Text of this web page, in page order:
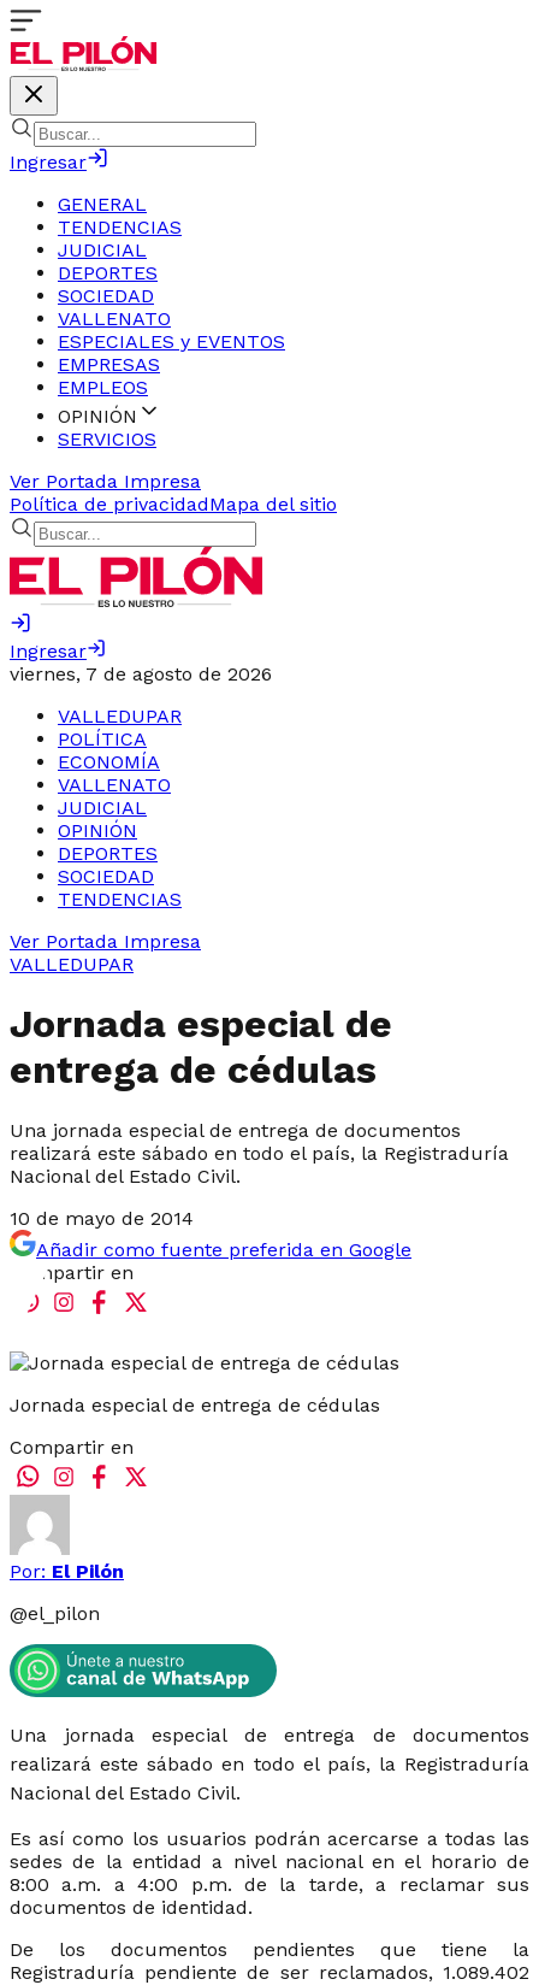
Ingresar
GENERAL
TENDENCIAS
JUDICIAL
DEPORTES
SOCIEDAD
VALLENATO
ESPECIALES y EVENTOS
EMPRESAS
EMPLEOS
OPINIÓN
SERVICIOS
Ver Portada Impresa
Política de privacidadMapa del sitio
Ingresar
viernes, 7 de agosto de 2026
VALLEDUPAR
POLÍTICA
ECONOMÍA
VALLENATO
JUDICIAL
OPINIÓN
DEPORTES
SOCIEDAD
TENDENCIAS
Ver Portada Impresa
VALLEDUPAR
Jornada especial de
entrega de cédulas
Una jornada especial de entrega de documentos
realizará este sábado en todo el país, la Registraduría
Nacional del Estado Civil.
10 de mayo de 2014
Añadir como fuente preferida en Google
Compartir en
Jornada especial de entrega de cédulas
Compartir en
Por: El Pilón
@el_pilon
Una jornada especial de entrega de documentos
realizará este sábado en todo el país, la Registraduría
Nacional del Estado Civil.
Es así como los usuarios podrán acercarse a todas las
sedes de la entidad a nivel nacional en el horario de
8:00 a.m. a 4:00 p.m. de la tarde, a reclamar sus
documentos de identidad.
De los documentos pendientes que tiene la
Registraduría pendiente de ser reclamados, 1.089.402